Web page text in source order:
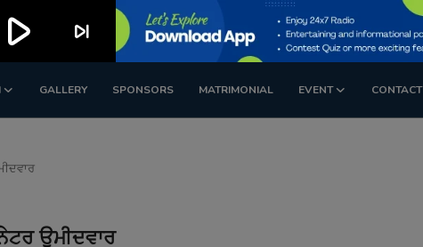
GALLERY SPONSORS MATRIMONIAL EVENT CONTACT
ਉਮੀਦਵਾਰ
play_arrow skip_next